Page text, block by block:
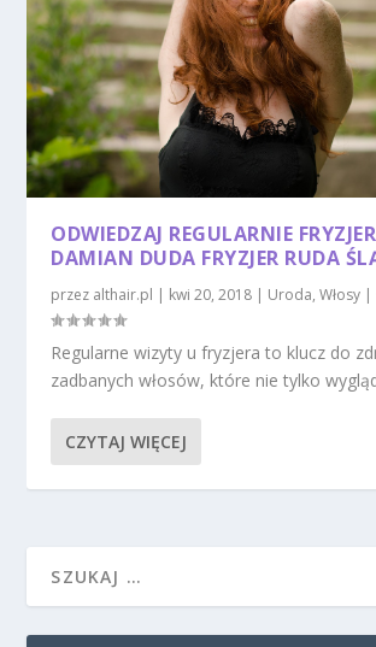
ODWIEDZAJ REGULARNIE
DAMIAN DUDA FRYZJER RUDA
przez althair.pl | kwi 20, 2018 | Uroda,Włosy |
Regularne wizyty u fryzjera to klucz do
zadbanych włosów, które nie tylko
CZYTAJ WIĘCEJ